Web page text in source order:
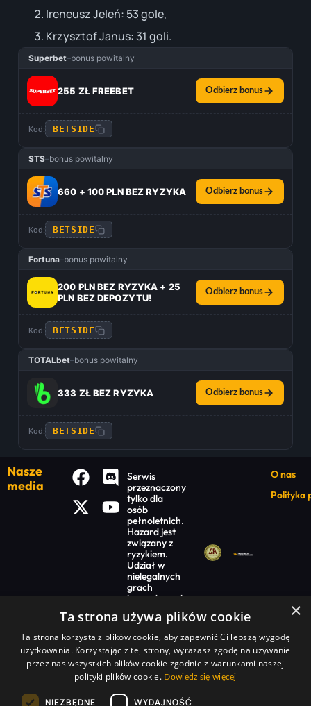
Ireneusz Jeleń: 53 gole,
Krzysztof Janus: 31 goli.
Superbet–bonus powitalny
255 ZŁ FREEBET Odbierz bonus
Kod: BETSIDE
STS–bonus powitalny
660 + 100 PLN BEZ RYZYKA Odbierz bonus
Kod: BETSIDE
Fortuna–bonus powitalny
200 PLN BEZ RYZYKA + 25
PLN BEZ DEPOZYTU!
Odbierz bonus
Kod: BETSIDE
TOTALbet–bonus powitalny
333 ZŁ BEZ RYZYKA Odbierz bonus
Kod: BETSIDE
Nasze
media
Serwis
przeznaczony
tylko dla
osób
pełnoletnich.
Hazard jest
związany z
ryzykiem.
Udział w
nielegalnych
grach
hazardowych
niezgodny z
prawem.
O nas
Polityka
Warte uwagi
Promocje na dziś
Ranking bukmacherów
Typy bukmacherskie
×
Ta strona używa plików cookie
Ta strona korzysta z plików cookie, aby zapewnić Ci lepszą wygodę
użytkowania. Korzystając z tej strony, wyrażasz zgodę na używanie
przez nas wszystkich plików cookie zgodnie z warunkami naszej
polityki plików cookie. Dowiedz się więcej
NIEZBĘDNE WYDAJNOŚĆ